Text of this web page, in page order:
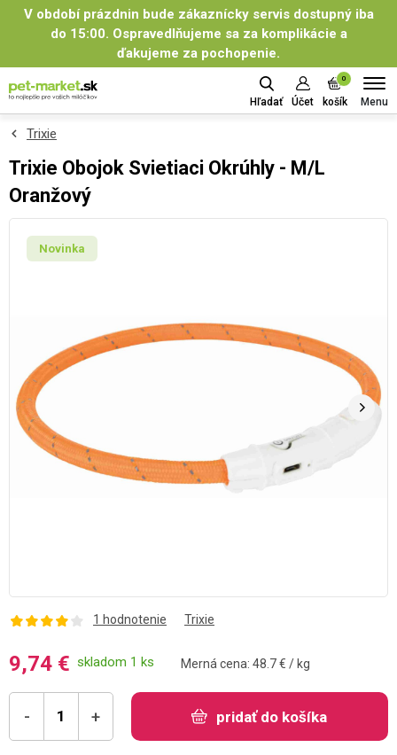
V období prázdnin bude zákaznícky servis dostupný iba
do 15:00. Ospravedlňujeme sa za komplikácie a
ďakujeme za pochopenie.
Hľadať Účet
0
košík Menu
Trixie
Trixie Obojok Svietiaci Okrúhly - M/L
Oranžový
Novinka
1 hodnotenie Trixie
9,74 € skladom 1 ks Merná cena: 48.7 € / kg
- + pridať do košíka